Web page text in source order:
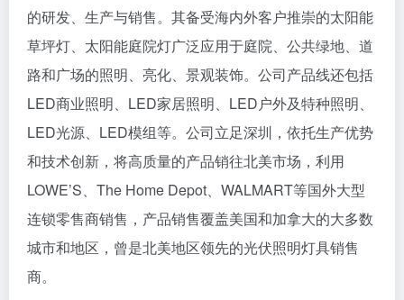
的研发、生产与销售。其备受海内外客户推崇的太阳能
草坪灯、太阳能庭院灯广泛应用于庭院、公共绿地、道
路和广场的照明、亮化、景观装饰。公司产品线还包括
LED商业照明、LED家居照明、LED户外及特种照明、
LED光源、LED模组等。公司立足深圳，依托生产优势
和技术创新，将高质量的产品销往北美市场，利用
LOWE’S、The Home Depot、WALMART等国外大型
连锁零售商销售，产品销售覆盖美国和加拿大的大多数
城市和地区，曾是北美地区领先的光伏照明灯具销售
商。